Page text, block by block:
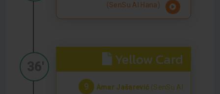
(SenSu Al Hana)
Yellow Card
9 Amar Jašarević (SenSu Al